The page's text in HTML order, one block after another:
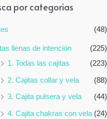
d
e
a
d
5
por categorias
(48)
llenas de intención
(225)
1. Todas las cajitas
(223)
2. Cajitas collar y vela
(88)
3. Cajita pulsera y vela
(44)
4. Cajita chakras con vela (24)